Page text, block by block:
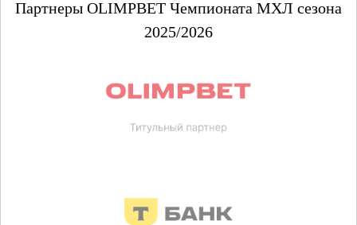
Партнеры OLIMPBET Чемпионата МХЛ сезона
2025/2026